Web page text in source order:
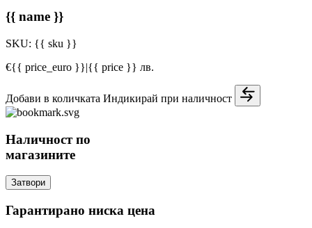
{{ name }}
SKU: {{ sku }}
€{{ price_euro }}|{{ price }} лв.
Добави в количката Индикирай при наличност
Наличност по
магазините
Затвори
Гарантирано ниска цена